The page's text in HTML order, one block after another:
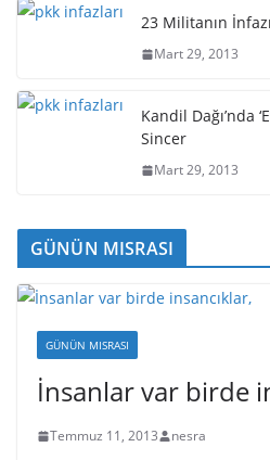
23 Militanın İnfazı
Mart 29, 2013
Kandil Dağı’nda
Sincer
Mart 29, 2013
GÜNÜN MISRASI
GÜNÜN MISRASI
İnsanlar var birde
Temmuz 11, 2013 nesra